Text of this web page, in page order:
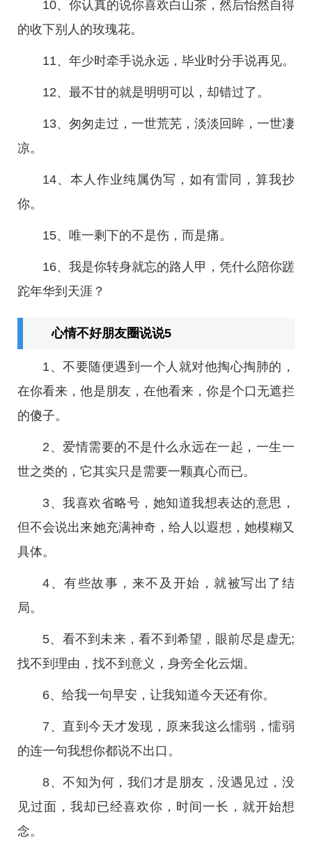
10、你认真的说你喜欢白山茶，然后怡然自得
的收下别人的玫瑰花。
11、年少时牵手说永远，毕业时分手说再见。
12、最不甘的就是明明可以，却错过了。
13、匆匆走过，一世荒芜，淡淡回眸，一世凄
凉。
14、本人作业纯属伪写，如有雷同，算我抄
你。
15、唯一剩下的不是伤，而是痛。
16、我是你转身就忘的路人甲，凭什么陪你蹉
跎年华到天涯？
心情不好朋友圈说说5
1、不要随便遇到一个人就对他掏心掏肺的，
在你看来，他是朋友，在他看来，你是个口无遮拦
的傻子。
2、爱情需要的不是什么永远在一起，一生一
世之类的，它其实只是需要一颗真心而已。
3、我喜欢省略号，她知道我想表达的意思，
但不会说出来她充满神奇，给人以遐想，她模糊又
具体。
4、有些故事，来不及开始，就被写出了结
局。
5、看不到未来，看不到希望，眼前尽是虚无;
找不到理由，找不到意义，身旁全化云烟。
6、给我一句早安，让我知道今天还有你。
7、直到今天才发现，原来我这么懦弱，懦弱
的连一句我想你都说不出口。
8、不知为何，我们才是朋友，没遇见过，没
见过面，我却已经喜欢你，时间一长，就开始想
念。